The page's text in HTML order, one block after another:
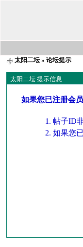
太阳二坛» 论坛提示
太阳二坛 提示信息
如果您已注册会
帖子ID
如果您